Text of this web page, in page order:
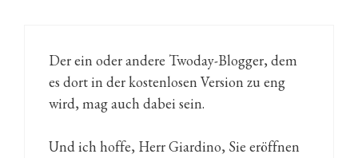
Der ein oder andere Twoday-Blogger, dem
es dort in der kostenlosen Version zu eng
wird, mag auch dabei sein.
Und ich hoffe, Herr Giardino, Sie eröffnen